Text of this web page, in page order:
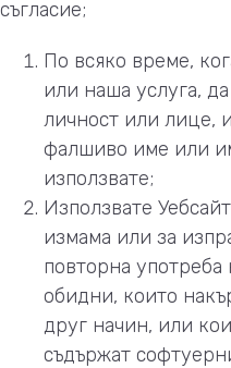
съгласие;
По всяко време,
или наша услуга,
личност или лице,
фалшиво име или
използвате;
Използвате
измама или за
повторна употреба
обидни, които
друг начин, или
съдържат